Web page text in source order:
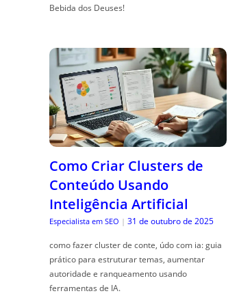
Bebida dos Deuses!
Como Criar Clusters de
Conteúdo Usando
Inteligência Artificial
Especialista em SEO | 31 de outubro de 2025
como fazer cluster de conte, údo com ia: guia
prático para estruturar temas, aumentar
autoridade e ranqueamento usando
ferramentas de IA.